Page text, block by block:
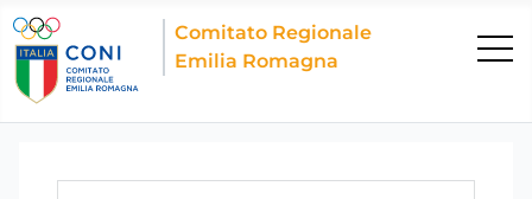
Comitato Regionale
Emilia Romagna